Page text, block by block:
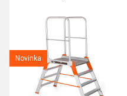
Novinka